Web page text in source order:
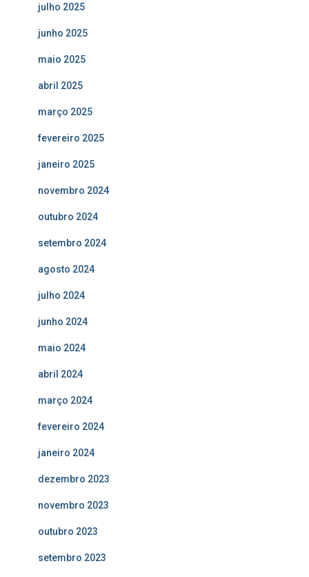
julho 2025
junho 2025
maio 2025
abril 2025
março 2025
fevereiro 2025
janeiro 2025
novembro 2024
outubro 2024
setembro 2024
agosto 2024
julho 2024
junho 2024
maio 2024
abril 2024
março 2024
fevereiro 2024
janeiro 2024
dezembro 2023
novembro 2023
outubro 2023
setembro 2023